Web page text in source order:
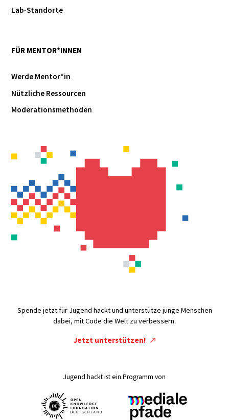
Lab-Standorte
FÜR MENTOR*INNEN
Werde Mentor*in
Nützliche Ressourcen
Moderationsmethoden
Spende jetzt für Jugend hackt und unterstütze junge Menschen
dabei, mit Code die Welt zu verbessern.
Jetzt unterstützen!
Jugend hackt ist ein Programm von